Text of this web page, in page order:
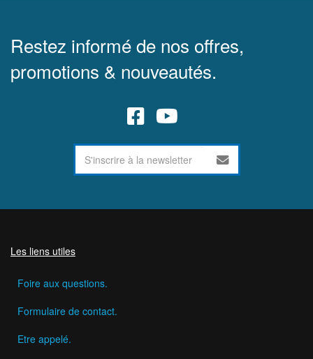
Restez informé de nos offres,
promotions & nouveautés.
Les liens utiles
Foire aux questions.
Formulaire de contact.
Etre appelé.